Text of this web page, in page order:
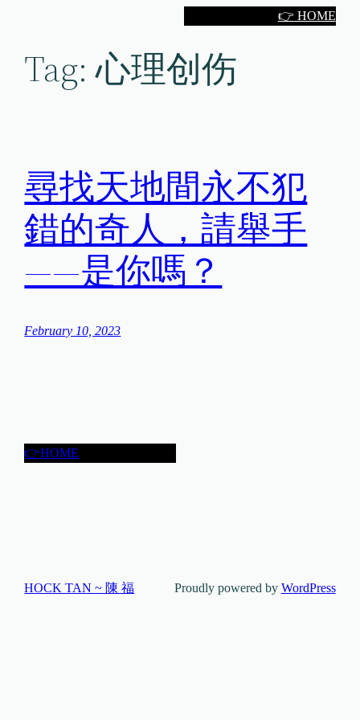
👉 HOME
Tag:心理创伤
尋找天地間永不犯
錯的奇人，請舉手
——是你嗎？
February 10, 2023
👉HOME
HOCK TAN ~ 陳 福 Proudly powered by WordPress